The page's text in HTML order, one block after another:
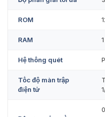
SMD 3.0.
ROM
RAM
Hệ thống quét
Tốc độ màn trập
điện tử